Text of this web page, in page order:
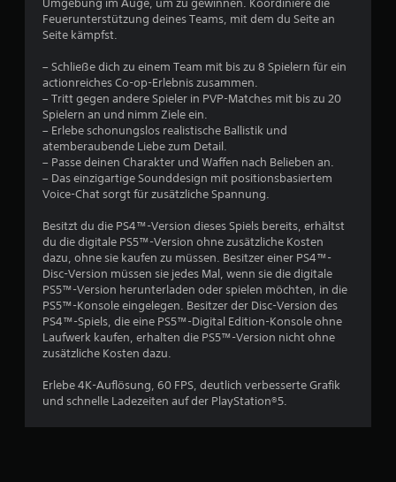
r
u
n
:
.
0
7
v
5
Umgebung im Auge, um zu gewinnen. Koordiniere die
Feuerunterstützung deines Teams, mit dem du Seite an
Seite kämpfst.
– Schließe dich zu einem Team mit bis zu 8 Spielern für ein
actionreiches Co-op-Erlebnis zusammen.
– Tritt gegen andere Spieler in PVP-Matches mit bis zu 20
Spielern an und nimm Ziele ein.
– Erlebe schonungslos realistische Ballistik und
atemberaubende Liebe zum Detail.
– Passe deinen Charakter und Waffen nach Belieben an.
– Das einzigartige Sounddesign mit positionsbasiertem
Voice-Chat sorgt für zusätzliche Spannung.
Besitzt du die PS4™-Version dieses Spiels bereits, erhältst
du die digitale PS5™-Version ohne zusätzliche Kosten
dazu, ohne sie kaufen zu müssen. Besitzer einer PS4™-
Disc-Version müssen sie jedes Mal, wenn sie die digitale
PS5™-Version herunterladen oder spielen möchten, in die
PS5™-Konsole eingelegen. Besitzer der Disc-Version des
PS4™-Spiels, die eine PS5™-Digital Edition-Konsole ohne
Laufwerk kaufen, erhalten die PS5™-Version nicht ohne
zusätzliche Kosten dazu.
Erlebe 4K-Auflösung, 60 FPS, deutlich verbesserte Grafik
und schnelle Ladezeiten auf der PlayStation®5.